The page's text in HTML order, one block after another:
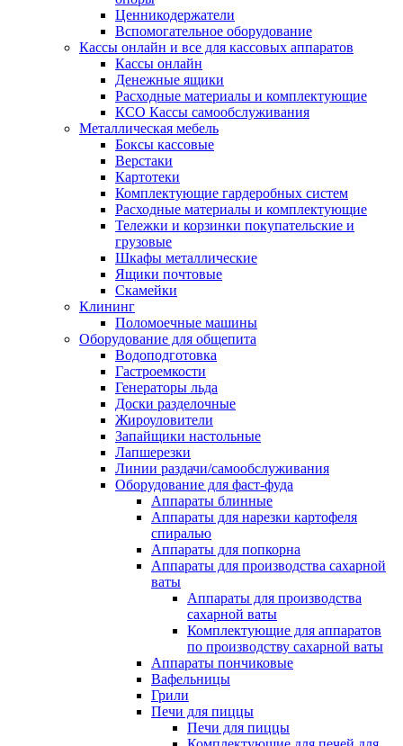
Ценникодержатели
Вспомогательное оборудование
Кассы онлайн и все для кассовых аппаратов
Кассы онлайн
Денежные ящики
Расходные материалы и комплектующие
КСО Кассы самообслуживания
Металлическая мебель
Боксы кассовые
Верстаки
Картотеки
Комплектующие гардеробных систем
Расходные материалы и комплектующие
Тележки и корзинки покупательские и
грузовые
Шкафы металлические
Ящики почтовые
Скамейки
Клининг
Поломоечные машины
Оборудование для общепита
Водоподготовка
Гастроемкости
Генераторы льда
Доски разделочные
Жироуловители
Запайщики настольные
Лапшерезки
Линии раздачи/самообслуживания
Оборудование для фаст-фуда
Аппараты блинные
Аппараты для нарезки картофеля
спиралью
Аппараты для попкорна
Аппараты для производства сахарной
ваты
Аппараты для производства
сахарной ваты
Комплектующие для аппаратов
по производству сахарной ваты
Аппараты пончиковые
Вафельницы
Грили
Печи для пиццы
Печи для пиццы